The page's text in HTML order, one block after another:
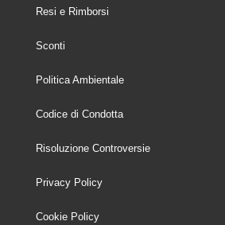
Resi e Rimborsi
Sconti
Politica Ambientale
Codice di Condotta
Risoluzione Controversie
Privacy Policy
Cookie Policy